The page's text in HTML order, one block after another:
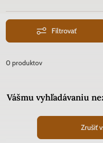
Filtrovať
0 produktov
Vášmu vyhľadávaniu
Zrušiť